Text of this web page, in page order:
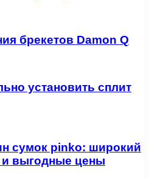
брекетов Damon Q
установить сплит
сумок pinko: широкий
выгодные цены